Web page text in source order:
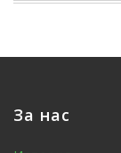
За нас